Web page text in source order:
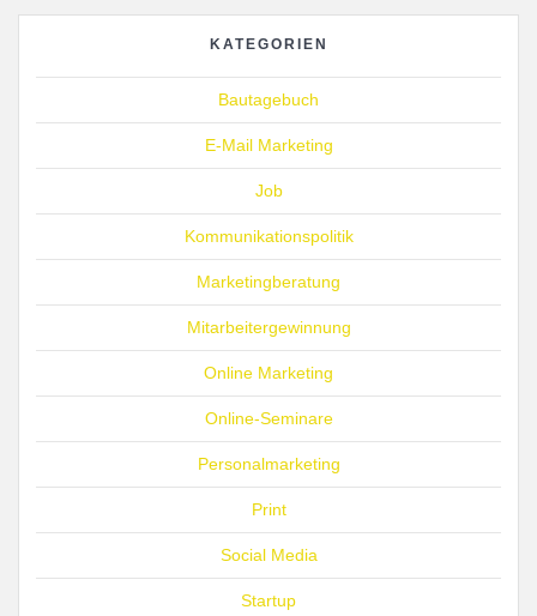
KATEGORIEN
Bautagebuch
E-Mail Marketing
Job
Kommunikationspolitik
Marketingberatung
Mitarbeitergewinnung
Online Marketing
Online-Seminare
Personalmarketing
Print
Social Media
Startup